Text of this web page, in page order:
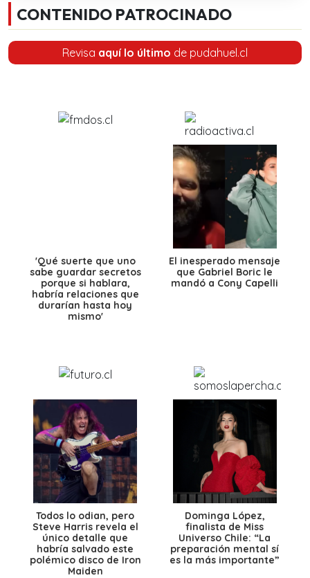
CONTENIDO PATROCINADO
Revisa aquí lo último de pudahuel.cl
'Qué suerte que uno
sabe guardar secretos
porque si hablara,
habría relaciones que
durarían hasta hoy
mismo'
El inesperado mensaje
que Gabriel Boric le
mandó a Cony Capelli
Todos lo odian, pero
Steve Harris revela el
único detalle que
habría salvado este
polémico disco de Iron
Maiden
Dominga López,
finalista de Miss
Universo Chile: “La
preparación mental sí
es la más importante”